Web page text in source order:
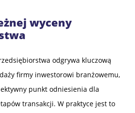
wyceny
odgrywa kluczową
firmy inwestorowi branżowemu,
punkt odniesienia dla
transakcji. W praktyce jest to